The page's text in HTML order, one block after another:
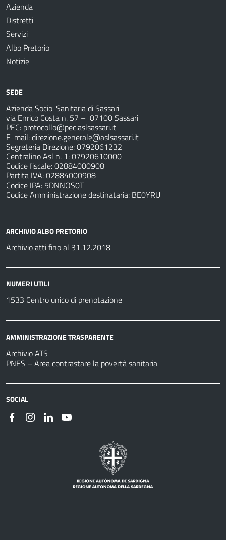
Azienda
Distretti
Servizi
Albo Pretorio
Notizie
SEDE
Azienda Socio-Sanitaria di Sassari
via Enrico Costa n. 57 – 07100 Sassari
PEC: protocollo@pec.aslsassari.it
E-mail:direzione.generale@aslsassari.it
Segreteria Direzione: 0792061232
Centralino Asl n. 1: 07920610000
Codice fiscale: 02884000908
Partita IVA: 02884000908
Codice IPA: 5DNNOS0T
Codice Amministrazione destinataria: BE0YRU
ARCHIVIO ALBO PRETORIO
Archivio atti fino al 31.12.2018
NUMERI UTILI
1533 Centro unico di prenotazione
AMMINISTRAZIONE TRASPARENTE
Archivio ATS
PNES – Area contrastare la povertà sanitaria
SOCIAL